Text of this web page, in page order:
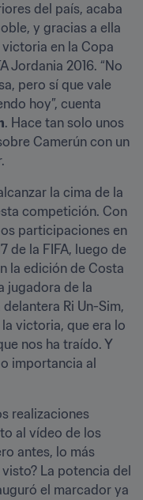
del país, acaba
y gracias a ella
en la Copa
Jordania 2016. “No
pero sí que vale
hoy”, cuenta
. Hace tan solo unos
Camerún con un
la cima de la
competición. Con
participaciones en
de la FIFA, luego de
la edición de Costa
jugadora de la
Ri Un-Sim,
la victoria, que era lo
nos ha traído. Y
importancia al
realizaciones
al vídeo de los
antes, lo más
La potencia del
el marcador ya